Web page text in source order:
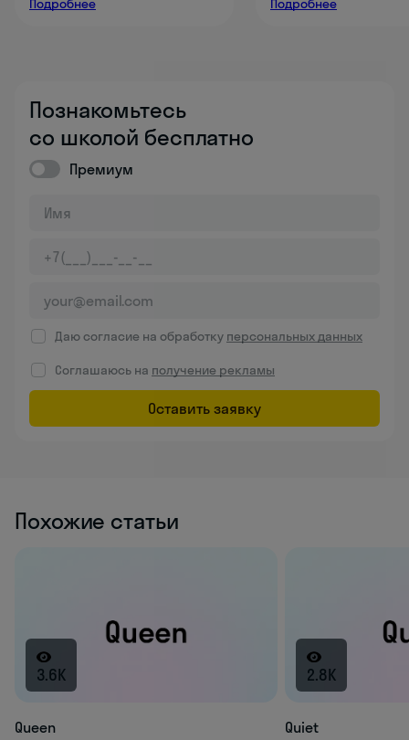
Подробнее
Подробнее
Познакомьтесь
со школой бесплатно
Премиум
Даю согласие на обработку персональных данных
Соглашаюсь на получение рекламы
Оставить заявку
Похожие статьи
3.6K
Queen
2.8K
Quiet